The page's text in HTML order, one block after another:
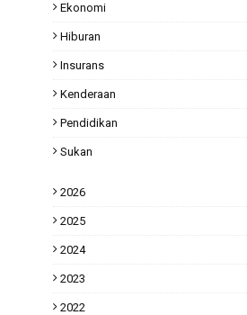
Ekonomi
Hiburan
Insurans
Kenderaan
Pendidikan
Sukan
2026
2025
2024
2023
2022